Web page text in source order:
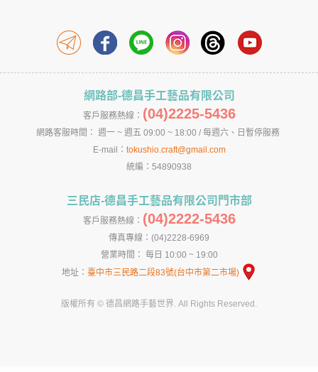
網路部-德昌手工藝品有限公司
客戶服務熱線： (04)2225-5436
網路客服時間： 週一 ~ 週五 09:00 ~ 18:00 / 每週六、日暫停服務
E-mail： tokushio.craft@gmail.com
統編：54890938
三民店-德昌手工藝品有限公司門市部
客戶服務熱線： (04)2222-5436
傳真專線：(04)2228-6969
營業時間： 每日 10:00 ~ 19:00
地址： 臺中市三民路二段83號(台中市第二市場)
版權所有 © 德昌網路手藝世界. All Rights Reserved.